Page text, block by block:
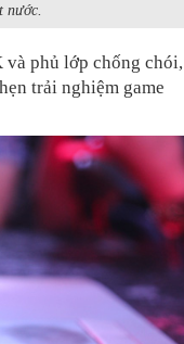
nước.​
và phủ lớp chống chói,
trải nghiệm game